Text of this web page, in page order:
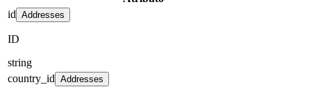
id Addresses
ID
string
country_id Addresses